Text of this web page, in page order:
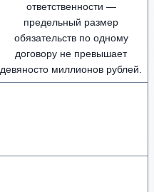
ответственности —
предельный размер
обязательств по одному
договору не превышает
девяносто миллионов рублей.